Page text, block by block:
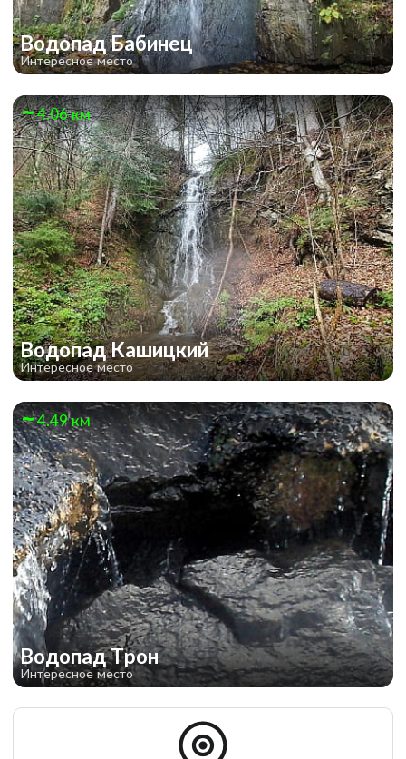
Водопад Бабинец
Интересное место
4.06 км
Водопад Кашицкий
Интересное место
4.49 км
Водопад Трон
Интересное место